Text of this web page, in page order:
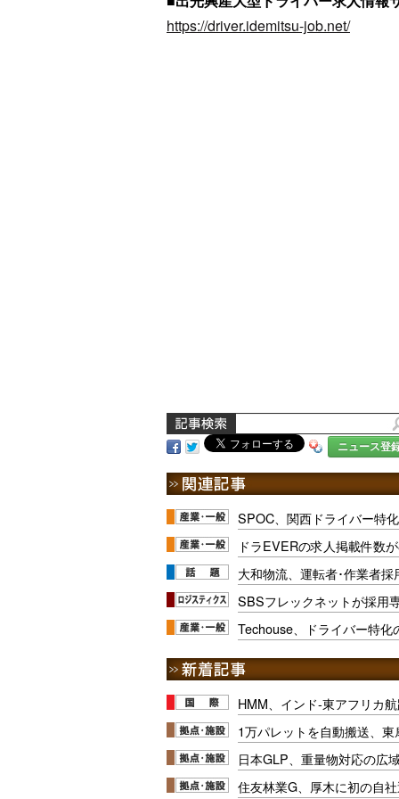
https://driver.idemitsu-job.net/
ニュース登
SPOC、関西ドライバー特
ドラEVERの求人掲載件数
大和物流、運転者･作業者
SBSフレックネットが採用
Techouse、ドライバー特化
HMM、インド-東アフリカ
1万パレットを自動搬送、
日本GLP、重量物対応の広
住友林業G、厚木に初の自